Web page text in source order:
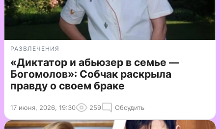
РАЗВЛЕЧЕНИЯ
«Диктатор и абьюзер в семье —
Богомолов»: Собчак раскрыла
правду о своем браке
17 июня, 2026, 19:30 259 Обсудить